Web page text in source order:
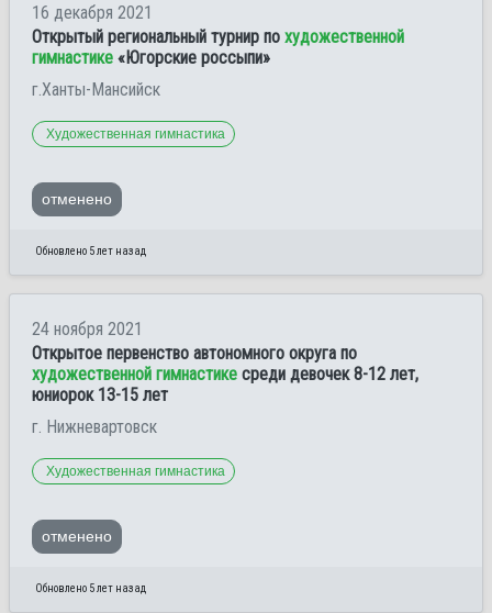
16 декабря 2021
Открытый региональный турнир по художественной
гимнастике «Югорские россыпи»
г.Ханты-Мансийск
Художественная гимнастика
отменено
Обновлено 5 лет назад
24 ноября 2021
Открытое первенство автономного округа по
художественной гимнастике среди девочек 8-12 лет,
юниорок 13-15 лет
г. Нижневартовск
Художественная гимнастика
отменено
Обновлено 5 лет назад